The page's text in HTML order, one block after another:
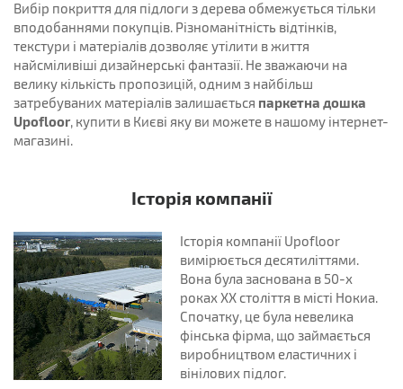
Вибір покриття для підлоги з дерева обмежується тільки
вподобаннями покупців. Різноманітність відтінків,
текстури і матеріалів дозволяє утілити в життя
найсміливіші дизайнерські фантазії. Не зважаючи на
велику кількість пропозицій, одним з найбільш
затребуваних матеріалів залишається паркетна дошка
Upofloor, купити в Києві яку ви можете в нашому інтернет-
магазині.
Історія компанії
Історія компанії Upofloor
вимірюється десятиліттями.
Вона була заснована в 50-х
роках ХХ століття в місті Нокиа.
Спочатку, це була невелика
фінська фірма, що займається
виробництвом еластичних і
вінілових підлог.